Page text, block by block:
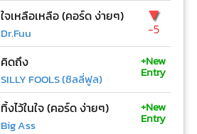
ใจเหลือเหลือ (คอร์ด ง่ายๆ)
Dr.Fuu
▼
-5
คิดถึง
SILLY FOOLS (ซิลลี่ฟูล)
+New
Entry
ทิ้งไว้ในใจ (คอร์ด ง่ายๆ)
Big Ass
+New
Entry